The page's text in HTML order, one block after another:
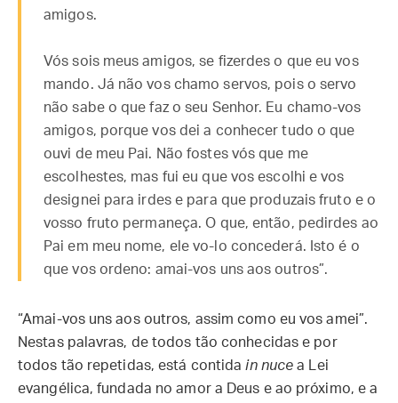
amigos.
Vós sois meus amigos, se fizerdes o que eu vos
mando. Já não vos chamo servos, pois o servo
não sabe o que faz o seu Senhor. Eu chamo-vos
amigos, porque vos dei a conhecer tudo o que
ouvi de meu Pai. Não fostes vós que me
escolhestes, mas fui eu que vos escolhi e vos
designei para irdes e para que produzais fruto e o
vosso fruto permaneça. O que, então, pedirdes ao
Pai em meu nome, ele vo-lo concederá. Isto é o
que vos ordeno: amai-vos uns aos outros”.
“Amai-vos uns aos outros, assim como eu vos amei”.
Nestas palavras, de todos tão conhecidas e por
todos tão repetidas, está contidain nuce a Lei
evangélica, fundada no amor a Deus e ao próximo, e a